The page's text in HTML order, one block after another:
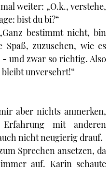
weiter: „O.k., verstehe,
bist du bi?“
bestimmt nicht, bin
zuzusehen, wie es
und zwar so richtig. Also
bleibt unversehrt!“
aber nichts anmerken,
mit anderen
nicht neugierig drauf.
Sprechen ansetzen, da
auf. Karin schaute